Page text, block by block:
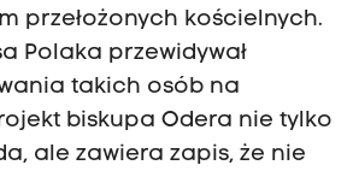
przełożonych kościelnych.
Polaka przewidywał
takich osób na
biskupa Odera nie tylko
ale zawiera zapis, że nie